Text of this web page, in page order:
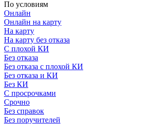
По условиям
Онлайн
Онлайн на карту
На карту
На карту без отказа
С плохой КИ
Без отказа
Без отказа с плохой КИ
Без отказа и КИ
Без КИ
С просрочками
Срочно
Без справок
Без поручителей